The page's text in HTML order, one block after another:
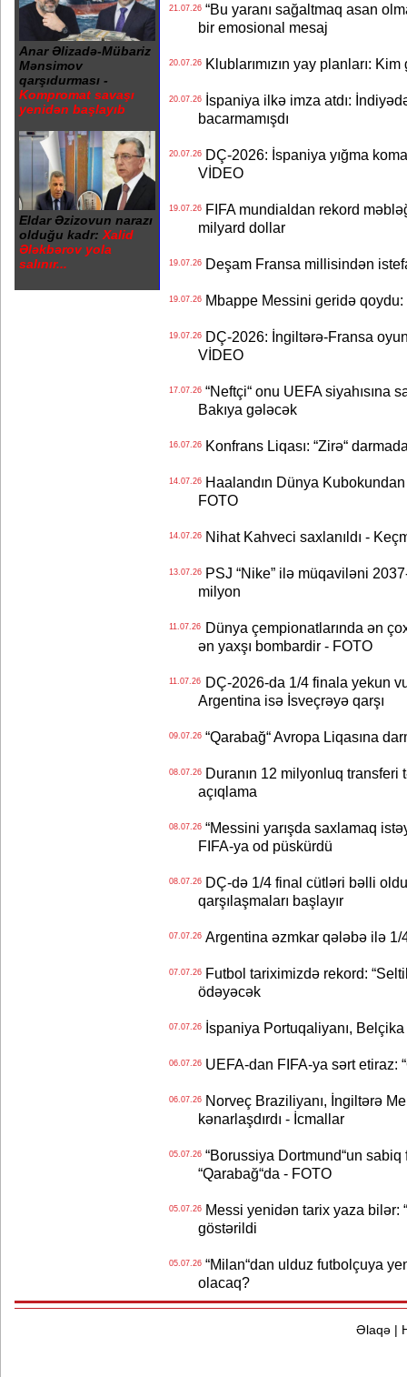
Anar Əlizadə-Mübariz
Mənsimov
qarşıdurması -
Kompromat savaşı
yenidən başlayıb
Eldar Əzizovun narazı
olduğu kadr: Xalid
Ələkbərov yola
salınır...
21.07.26“Bu yaranı sağaltmaq asan
bir emosional mesaj
20.07.26Klublarımızın yay planları:
20.07.26İspaniya ilkə imza atdı:
bacarmamışdı
20.07.26DÇ-2026: İspaniya yığma
VİDEO
19.07.26FIFA mundialdan rekord
milyard dollar
19.07.26Deşam Fransa millisindən
19.07.26Mbappe Messini geridə qoydu:
19.07.26DÇ-2026: İngiltərə-Fransa
VİDEO
17.07.26“Neftçi“ onu UEFA siyahısına
Bakıya gələcək
16.07.26Konfrans Liqası: “Zirə“
14.07.26Haalandın Dünya Kubokundan
FOTO
14.07.26Nihat Kahveci saxlanıldı -
13.07.26PSJ “Nike” ilə müqaviləni
milyon
11.07.26Dünya çempionatlarında ən
ən yaxşı bombardir - FOTO
11.07.26DÇ-2026-da 1/4 finala yekun
Argentina isə İsveçrəyə qarşı
09.07.26“Qarabağ“ Avropa Liqasına
08.07.26Duranın 12 milyonluq transferi
açıqlama
08.07.26“Messini yarışda saxlamaq
FIFA-ya od püskürdü
08.07.26DÇ-də 1/4 final cütləri bəlli
qarşılaşmaları başlayır
07.07.26Argentina əzmkar qələbə ilə 1/
07.07.26Futbol tariximizdə rekord:
ödəyəcək
07.07.26İspaniya Portuqaliyanı, Belçika
06.07.26UEFA-dan FIFA-ya sərt etiraz:
06.07.26Norveç Braziliyanı, İngiltərə
kənarlaşdırdı - İcmallar
05.07.26“Borussiya Dortmund“un sabiq
“Qarabağ“da - FOTO
05.07.26Messi yenidən tarix yaza bilər:
göstərildi
05.07.26“Milan“dan ulduz futbolçuya
olacaq?
Əlaqə|